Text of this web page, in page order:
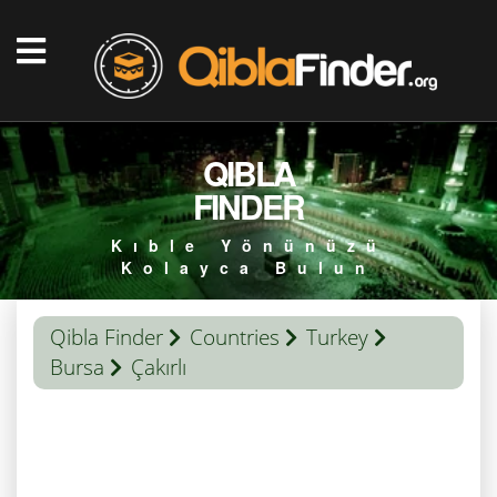
QIBLA
FINDER
Kıble Yönünüzü
Kolayca Bulun
Qibla Finder Countries
Turkey
Bursa
Çakırlı